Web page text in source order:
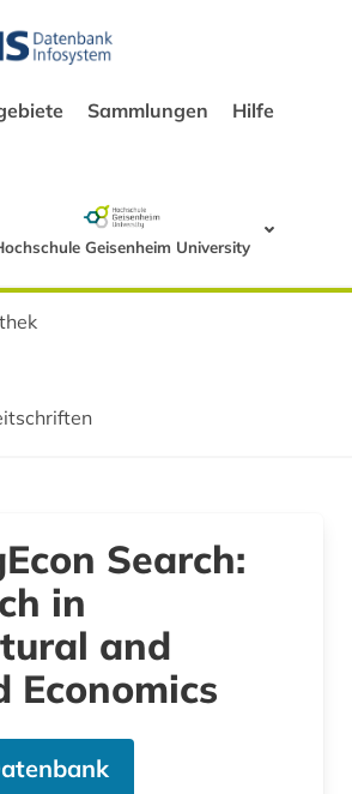
Sammlungen Hilfe
Geisenheim University
Search:
in
and
Economics